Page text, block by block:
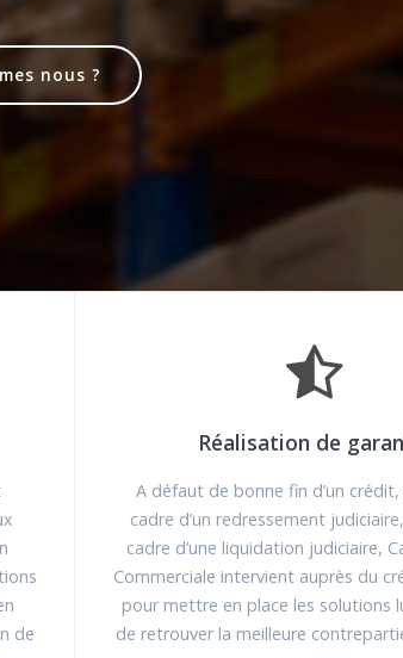
nous ?
de
Réalisation de
A défaut de bonne fin d’un
cadre d’un redressement
cadre d’une liquidation judiciaire,
Commerciale intervient auprès du
pour mettre en place les solutions
de retrouver la meilleure